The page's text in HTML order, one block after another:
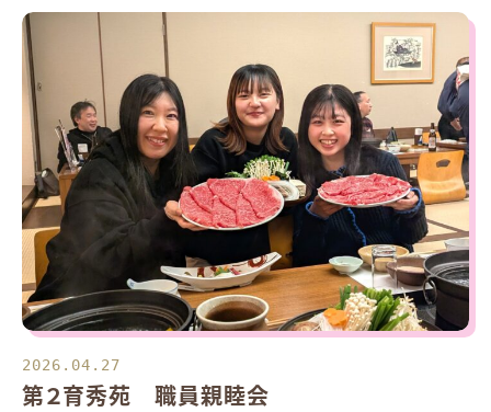
2026.04.27
第２育秀苑 職員親睦会